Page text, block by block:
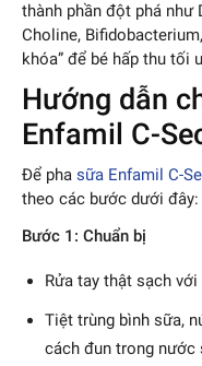
thành phần đột phá như
Choline,
khóa” để bé hấp thu tối
Hướng dẫn
Enfamil C-
Để pha sữa Enfamil C-
theo các bước dưới đây:
Bước 1: Chuẩn bị
Rửa tay thật sạch
Tiệt trùng bình sữa,
cách đun trong nước